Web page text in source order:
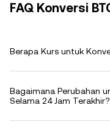
FAQ Konversi
Berapa Kurs untuk
Bagaimana Perubahan
Selama 24 Jam Terakhir?